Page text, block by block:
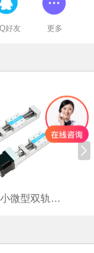
好友 更多
FSK30J小微型双轨丝杆直线模组